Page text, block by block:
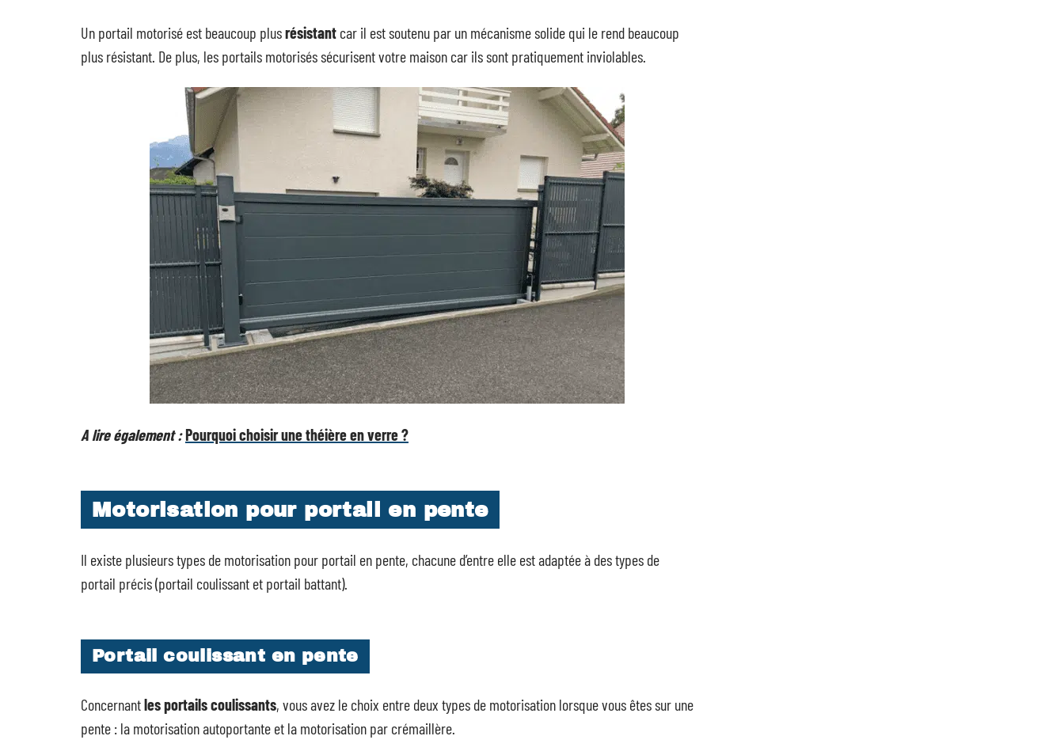
Un portail motorisé est beaucoup plusrésistant car il est soutenu par un mécanisme solide qui le rend beaucoup
plus résistant. De plus, les portails motorisés sécurisent votre maison car ils sont pratiquement inviolables.
A lire également :Pourquoi choisir une théière en verre ?
Motorisation pour portail en pente
Il existe plusieurs types de motorisation pour portail en pente, chacune d’entre elle est adaptée à des types de
portail précis (portail coulissant et portail battant).
Portail coulissant en pente
Concernantles portails coulissants, vous avez le choix entre deux types de motorisation lorsque vous êtes sur une
pente : la motorisation autoportante et la motorisation par crémaillère.